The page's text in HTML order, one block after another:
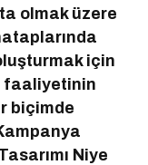
olmak üzere
için
faaliyetinin
biçimde
Niye